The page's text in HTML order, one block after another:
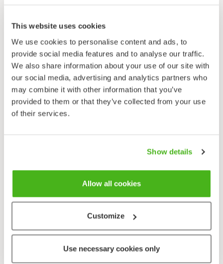
This website uses cookies
We use cookies to personalise content and ads, to
provide social media features and to analyse our traffic.
We also share information about your use of our site with
our social media, advertising and analytics partners who
may combine it with other information that you’ve
provided to them or that they’ve collected from your use
of their services.
Show details
Allow all cookies
Customize
Use necessary cookies only
Koiraat voivat odottaa naaraita rinteillä sijaitsevilla
reviireillään, mutta ne lentelevät myös ympäriinsä.
Naaraat munivat munat yksitellen isäntäkasvien
kukintohaaroihin. Toukilla on rauhanen, josta ne
erittävät sokeripitoista ja ravitsevaa eritettä, jota
muurahaiset mielellään nuolevat. Tästä syystä
muurahaiset vierailevat usein toukkien luona.
Taksonomia
Sinisiipiset - Lycaenidae
Alaheimo